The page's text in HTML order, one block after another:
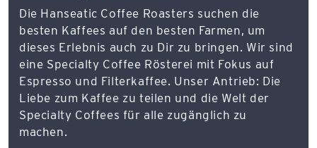
Die Hanseatic Coffee Roasters suchen die
besten Kaffees auf den besten Farmen, um
dieses Erlebnis auch zu Dir zu bringen. Wir sind
eine Specialty Coffee Rösterei mit Fokus auf
Espresso und Filterkaffee. Unser Antrieb: Die
Liebe zum Kaffee zu teilen und die Welt der
Specialty Coffees für alle zugänglich zu
machen.